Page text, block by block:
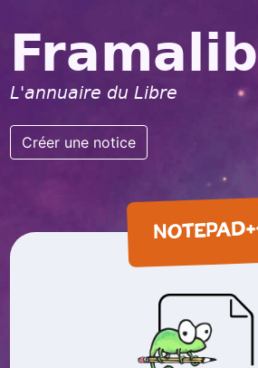
L'annuaire du Libre
Créer une notice